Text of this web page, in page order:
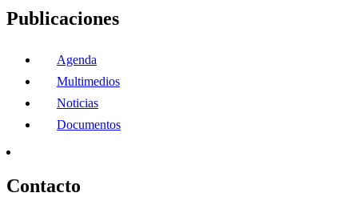
Publicaciones
Agenda
Multimedios
Noticias
Documentos
Contacto